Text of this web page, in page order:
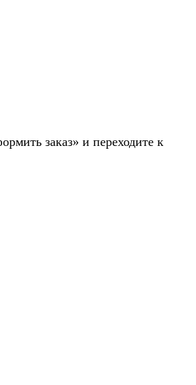
заказ» и переходите к